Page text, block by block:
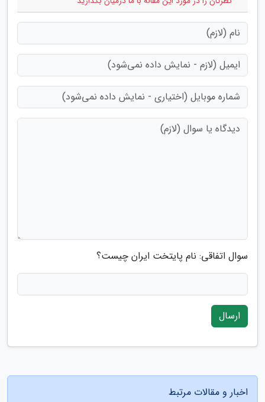
سوال اتفاقی: نام پایتخت ایران چیست؟
ارسال
اخبار و مقالات مرتبط